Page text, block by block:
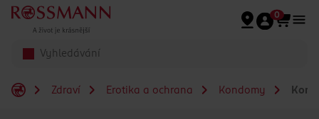
Přeskočit na hlavmní obsah
0
Zdraví Erotika a ochrana Kondomy